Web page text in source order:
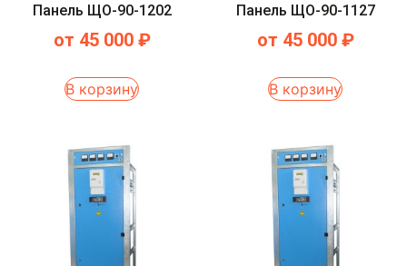
Панель ЩО-90-1202
от 45 000 ₽
В корзину
Панель ЩО-90-1127
от 45 000 ₽
В корзину